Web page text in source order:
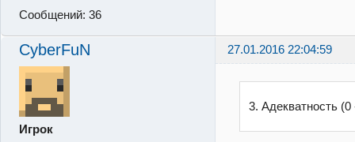
Сообщений: 36
CyberFuN 27.01.2016 22:04:59
Игрок
3. Адекватность (0